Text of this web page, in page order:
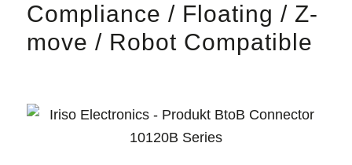
Compliance / Floating / Z-
move / Robot Compatible